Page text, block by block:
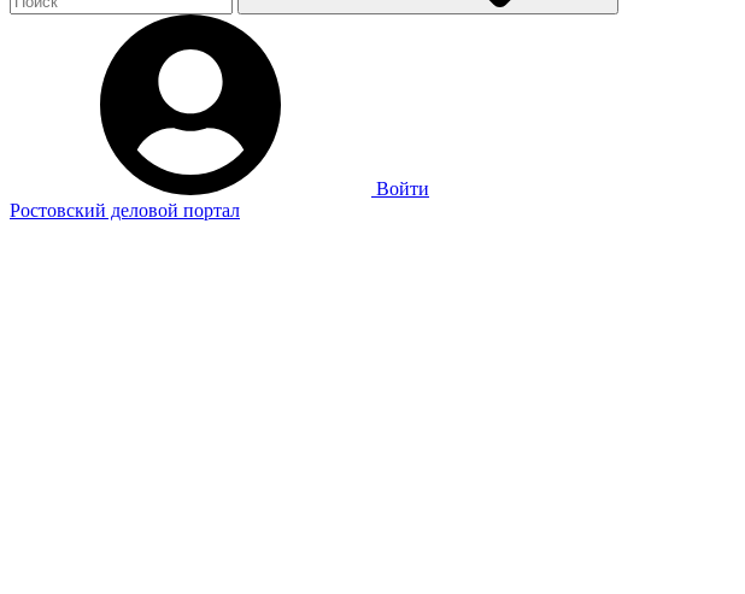
Войти
Ростовский деловой портал